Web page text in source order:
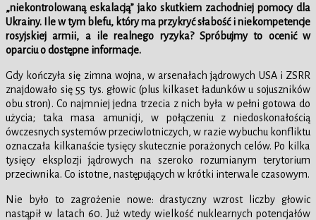
„niekontrolowaną eskalacją” jako skutkiem zachodniej pomocy dla
Ukrainy. Ile w tym blefu, który ma przykryć słabość i niekompetencje
rosyjskiej armii, a ile realnego ryzyka? Spróbujmy to ocenić w
oparciu o dostępne informacje.
Gdy kończyła się zimna wojna, w arsenałach jądrowych USA i ZSRR
znajdowało się 55 tys. głowic (plus kilkaset ładunków u sojuszników
obu stron). Co najmniej jedna trzecia z nich była w pełni gotowa do
użycia; taka masa amunicji, w połączeniu z niedoskonałością
ówczesnych systemów przeciwlotniczych, w razie wybuchu konfliktu
oznaczała kilkanaście tysięcy skutecznie porażonych celów. Po kilka
tysięcy eksplozji jądrowych na szeroko rozumianym terytorium
przeciwnika. Co istotne, następujących w krótki interwale czasowym.
Nie było to zagrożenie nowe: drastyczny wzrost liczby głowic
nastąpił w latach 60. Już wtedy wielkość nuklearnych potencjałów